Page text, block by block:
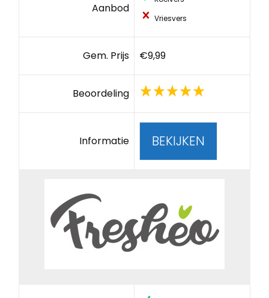
Aanbod
Vriesvers
Gem. Prijs €9,99
Beoordeling
Informatie BEKIJKEN